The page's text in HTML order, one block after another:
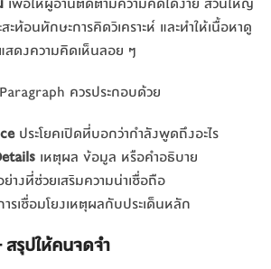
ท้อนทักษะการคิดวิเคราะห์ และทำให้เนื้อหาดู
สดงความคิดเห็นลอย ๆ
ควรประกอบด้วย
ประโยคเปิดที่บอกว่ากำลังพูดถึงอะไร
เหตุผล ข้อมูล หรือคำอธิบาย
างที่ช่วยเสริมความน่าเชื่อถือ
ารเชื่อมโยงเหตุผลกับประเด็นหลัก
รุปให้คนจดจำ